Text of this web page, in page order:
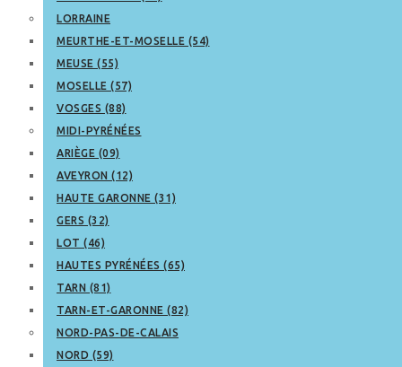
LORRAINE
MEURTHE-ET-MOSELLE (54)
MEUSE (55)
MOSELLE (57)
VOSGES (88)
MIDI-PYRÉNÉES
ARIÈGE (09)
AVEYRON (12)
HAUTE GARONNE (31)
GERS (32)
LOT (46)
HAUTES PYRÉNÉES (65)
TARN (81)
TARN-ET-GARONNE (82)
NORD-PAS-DE-CALAIS
NORD (59)